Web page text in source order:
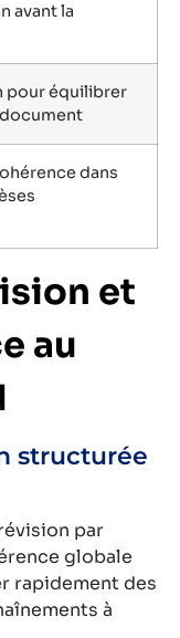
avant la
pour équilibrer
dans
et
au
structurée
par
globale
rapidement des
à